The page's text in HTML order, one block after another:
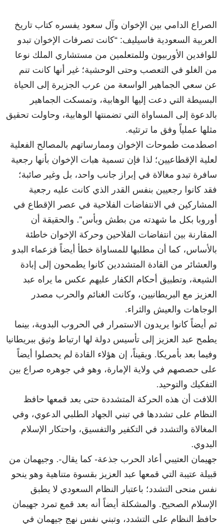
الصراع الدامي بين الإخوان وآل سعود يفسره كتاب تاريخ
العربية السعودية فاسيليف: “كانت تصرفات الإخوان تبدو
للوافدين الأوربيون وللمتعلمين من مستشاري الملك نوعا
من الغلو في التعصب وحتى الوحشية؛ غير أنها كانت تنم
عن سعي الجماهير الواسعة من عرب الجزيرة إلى الحياة
البسيطة التي دعت إليها الوهابية، وتمسكت الجماهير
بالدعوة إلى المساواة التي تضمنتها الوهابية، وحاولت تحقيق
مثلها عملياً وفق ما ترتئيه.
اصطدمت طموحات الإخوان وممارساتهم بالمصالح الفعلية
لعلية الإقطاعيين؛ لذا فإن تسمية هبات الإخوان بأنها رجعية
سافرة تبدو مغالاة في إبراز جانب واحد، بل وغير صائبة؛
فقد كانوا رجعيين بنفس القدر الذي كانت عليه رجعية
المشاركين في الانتفاضات الفلاحية في عصر الإقطاع في
أوروبا بكل ما شهدته من بطش وبأس”. والحقيقة أن
المقارنة بين انتفاضات الفلاحين وحركة الإخوان خاطئة
بالأساس، كما أن مطلبها للمساواة خطأ أيضاً فزعماء البدو
والعشائر من القادة المتشددين كانوا يطمحون إلى إبادة
الشيعة، وتطبيق أحكام الكفار عليهم عكس ما يراه عبد
العزيز مع البريطانيين، وكانت الغنائم والحرب مصدر
الوجاهات والعيش والثراء.
ثم أيضاً كانوا يريدون الاستمرار في الحروب البدوية، بينما
يطمح عبد العزيز إلى تأسيس دولة لها ارتباط وثيق ببريطانيا
وفيما بعد بأمريكا. ويقيناً، إن هؤلاء القادة لم يحصلوا أيضاً
على حصصهم في ولاية الإمارة، وهو في جوهره صراع بين
التفكيك والتوحيد.
اللافت أن هذه الحركة المتشددة حتى بعد قمعها حافظ
النظام على تشددها في تبني الجهاد الطلبي الدعوي، وفي
المغالاة والتشدد في التكفير والتفسيق، واحتكار الإسلام
البدوي.
جهيمان العتيبي أعاد الحرب جذعة- كما يقال-. وجيهمان من
قبيلة عتيبة التي قمعها عبد العزيز بقسوة متناهية وهو ينحو
نفس منحى التشدد؛ باعتبار النظام السعودي لا يطبق
الإسلام الصحيح. والمشكلة أيضاً أنه بعد قمع تمرد جهيمان
حافظ النظام على التشدد، وتبني نفس نهج جيهمان في